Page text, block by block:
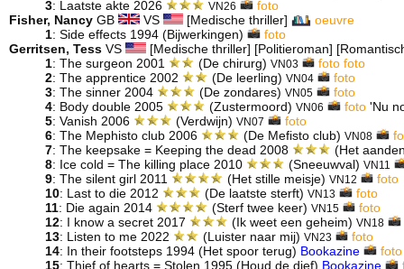
3: Laatste akte 2026 VN26
foto
Fisher, Nancy GB VS [Medische thriller]
oeuvre
1: Side effects 1994 (Bijwerkingen)
foto
Gerritsen, Tess VS
[Medische thriller] [Politieroman]
1: The surgeon 2001 (De chirurg) VN03 foto foto
2: The apprentice 2002 (De leerling) VN04
foto
3: The sinner 2004 (De zondares)VN05
foto
4: Body double 2005 (Zustermoord)VN06 foto'Nu
5: Vanish 2006 (Verdwijn)VN07
foto
6: The Mephisto club 2006 (De Mefisto club)VN08
7: The keepsake = Keeping the dead 2008
(Het
8: Ice cold = The killing place 2010 (Sneeuwval)VN11
9: The silent girl 2011 (Het stille meisje) VN12
foto
10: Last to die 2012 (De laatste sterft)VN13
foto
11: Die again 2014 (Sterf twee keer) VN15
foto
12: I know a secret 2017 (Ik weet een geheim)VN18
13: Listen to me 2022 (Luister naar mij) VN23
foto
14: In their footsteps 1994 (Het spoor terug) Bookazine
foto
15: Thief of hearts = Stolen 1995 (Houd de dief) Bookazine